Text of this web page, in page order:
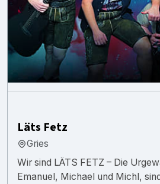
Läts Fetz
Gries
Wir sind LÄTS FETZ – Die
Emanuel, Michael und Michl,